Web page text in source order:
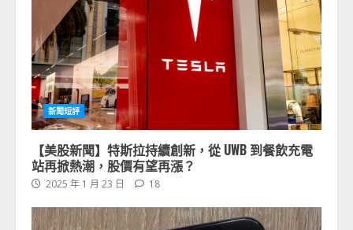
新聞短評
【美股新聞】特斯拉持續創新，從 UWB 到餐飲充電
站再掀熱潮，股價有望再漲？
2025 年 1 月 23 日 18